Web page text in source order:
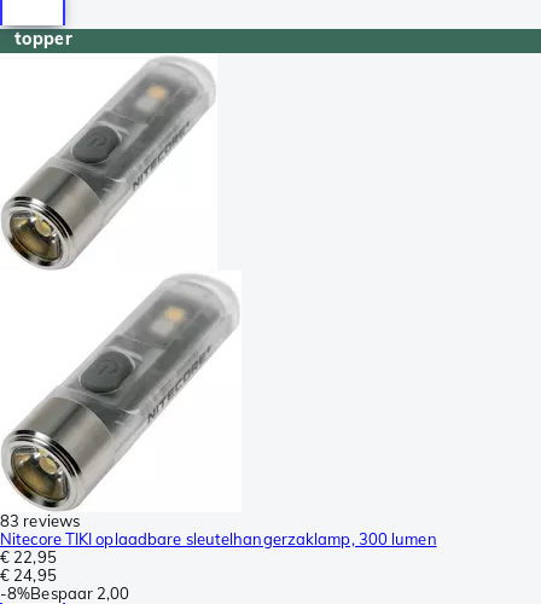
topper
83 reviews
Nitecore TIKI oplaadbare sleutelhangerzaklamp, 300 lumen
€ 22,95
€ 24,95
-8%Bespaar 2,00